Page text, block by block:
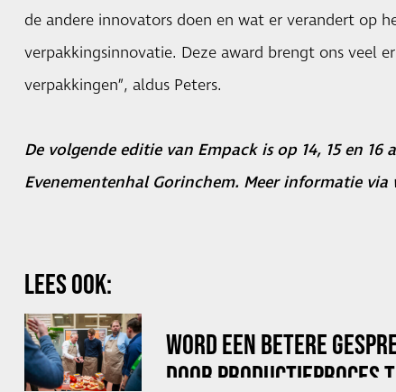
de andere innovators doen en wat er verandert op
verpakkingsinnovatie. Deze award brengt ons veel
verpakkingen”, aldus Peters.
De volgende editie van Empack is op 14, 15 en 16
Evenementenhal Gorinchem. Meer informatie via
LEES OOK:
WORD EEN BETERE
DOOR PRODUCTIEPROCES